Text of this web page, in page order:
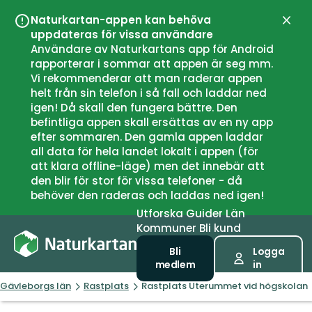
Naturkartan-appen kan behöva
uppdateras för vissa användare
Användare av Naturkartans app för Android
rapporterar i sommar att appen är seg mm.
Vi rekommenderar att man raderar appen
helt från sin telefon i så fall och laddar ned
igen! Då skall den fungera bättre. Den
befintliga appen skall ersättas av en ny app
efter sommaren. Den gamla appen laddar
all data för hela landet lokalt i appen (för
att klara offline-läge) men det innebär att
den blir för stor för vissa telefoner - då
behöver den raderas och laddas ned igen!
UtforskaGuiderLän
Kommuner Bli kund
Bli
medlem
Logga
in
Gävleborgs län Rastplats Rastplats Uterummet vid högskolan